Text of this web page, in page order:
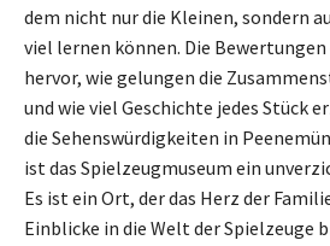
dem nicht nur die Kleinen, sondern
viel lernen können. Die Bewertungen
hervor, wie gelungen die
und wie viel Geschichte jedes Stück
die Sehenswürdigkeiten in
ist das Spielzeugmuseum ein
Es ist ein Ort, der das Herz der
Einblicke in die Welt der Spielzeuge